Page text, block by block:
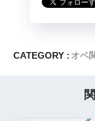
CATEGORY : オペ